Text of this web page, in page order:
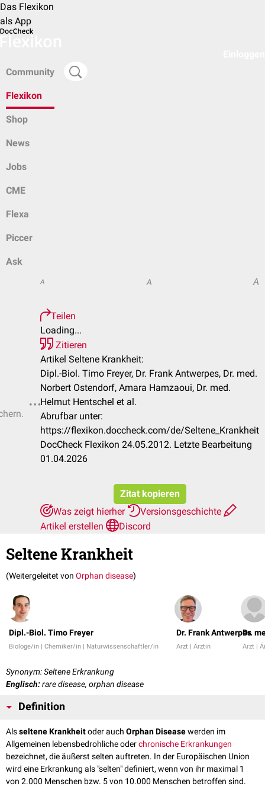
Das Flexikon
als App
Community
Flexikon
Shop
News
Jobs
CME
Flexa
Piccer
Ask
A A A
Teilen
Loading...
Zitieren
Artikel Seltene Krankheit:
Dipl.-Biol. Timo Freyer, Dr. Frank Antwerpes, Dr. med.
Norbert Ostendorf, Amara Hamzaoui, Dr. med.
Helmut Hentschel et al.
Abrufbar unter:
https://flexikon.doccheck.com/de/Seltene_Krankheit
DocCheck Flexikon 24.05.2012. Letzte Bearbeitung
01.04.2026
Zitat kopieren
Was zeigt hierher
Versionsgeschichte
Artikel erstellen
Discord
Seltene Krankheit
(Weitergeleitet von Orphan disease)
Dipl.-Biol. Timo Freyer
Biologe/in | Chemiker/in | Naturwissenschaftler/in
Dr. Frank Antwerpes
Arzt | Ärztin
Dr.
Arzt |
Synonym: Seltene Erkrankung
Englisch:rare disease, orphan disease
Definition
Alsseltene Krankheitoder auch Orphan Diseasewerden im
Allgemeinen lebensbedrohliche oderchronische Erkrankungen
bezeichnet, die äußerst selten auftreten. In der Europäischen Union
wird eine Erkrankung als "selten" definiert, wenn von ihr maximal 1
von 2.000 Menschen bzw. 5 von 10.000 Menschen betroffen sind.